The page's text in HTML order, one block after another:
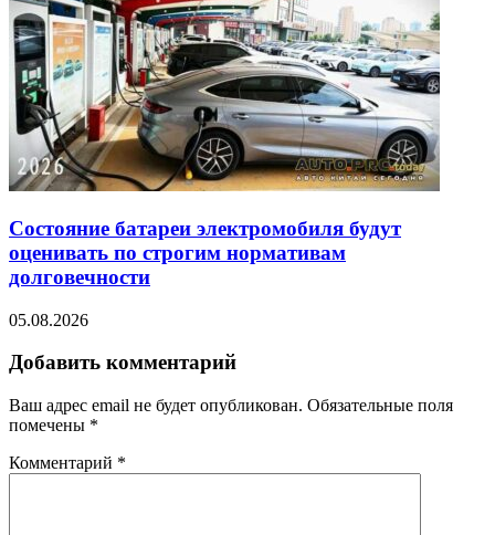
Состояние батареи электромобиля будут
оценивать по строгим нормативам
долговечности
05.08.2026
Добавить комментарий
Ваш адрес email не будет опубликован. Обязательные поля
помечены *
Комментарий *